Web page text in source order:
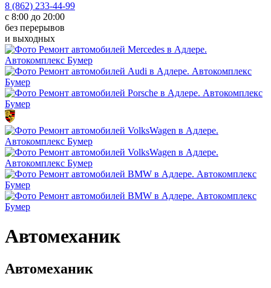
8 (862) 233-44-99
с 8:00 до 20:00
без перерывов
и выходных
Автомеханик
Автомеханик